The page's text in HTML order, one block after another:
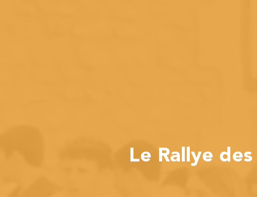
Le Rallye